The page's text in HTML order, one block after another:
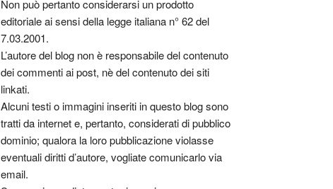
Non può pertanto considerarsi un prodotto
editoriale ai sensi della legge italiana n° 62 del
7.03.2001.
L’autore del blog non è responsabile del contenuto
dei commenti ai post, nè del contenuto dei siti
linkati.
Alcuni testi o immagini inseriti in questo blog sono
tratti da internet e, pertanto, considerati di pubblico
dominio; qualora la loro pubblicazione violasse
eventuali diritti d’autore, vogliate comunicarlo via
email.